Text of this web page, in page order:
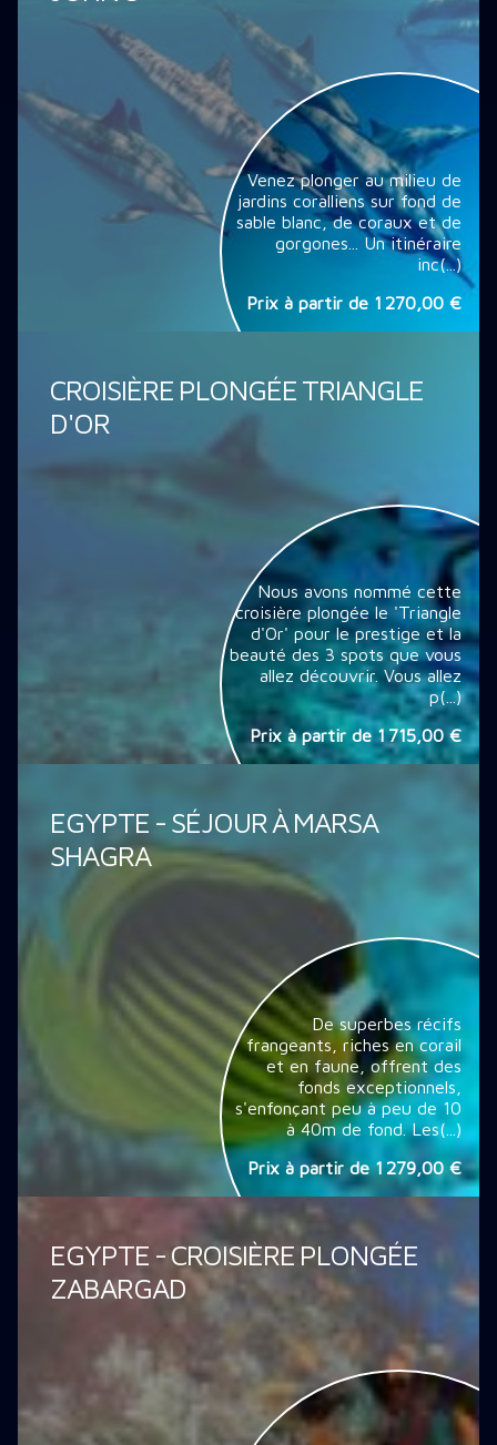
Venez plonger au milieu de
jardins coralliens sur fond de
sable blanc, de coraux et de
gorgones... Un itinéraire
inc(...)
Prix à partir de 1 270,00 €
CROISIÈRE PLONGÉE TRIANGLE
D'OR
Nous avons nommé cette
croisière plongée le 'Triangle
d'Or' pour le prestige et la
beauté des 3 spots que vous
allez découvrir. Vous allez
p(...)
Prix à partir de1 715,00 €
EGYPTE - SÉJOUR À MARSA
SHAGRA
De superbes récifs
frangeants, riches en corail
et en faune, offrent des
fonds exceptionnels,
s'enfonçant peu à peu de 10
à 40m de fond. Les(...)
Prix à partir de1 279,00 €
EGYPTE - CROISIÈRE PLONGÉE
ZABARGAD